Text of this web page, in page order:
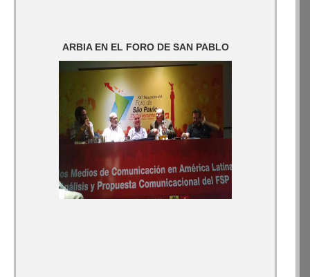
ARBIA EN EL FORO DE SAN PABLO